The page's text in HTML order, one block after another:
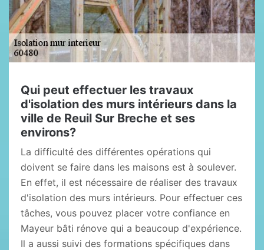
Qui peut effectuer les travaux
d'isolation des murs intérieurs dans la
ville de Reuil Sur Breche et ses
environs?
La difficulté des différentes opérations qui
doivent se faire dans les maisons est à soulever.
En effet, il est nécessaire de réaliser des travaux
d'isolation des murs intérieurs. Pour effectuer ces
tâches, vous pouvez placer votre confiance en
Mayeur bâti rénove qui a beaucoup d'expérience.
Il a aussi suivi des formations spécifiques dans